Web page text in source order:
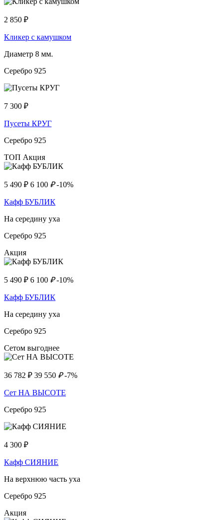
2 850 ₽
Кликер с камушком
Диаметр 8 мм.
Серебро 925
7 300 ₽
Пусеты КРУГ
Серебро 925
ТОП Акция
5 490 ₽ 6 100 ₽ -10%
Кафф БУБЛИК
На середину уха
Серебро 925
Акция
5 490 ₽ 6 100 ₽ -10%
Кафф БУБЛИК
На середину уха
Серебро 925
Сетом выгоднее
36 782 ₽ 39 550 ₽ -7%
Сет НА ВЫСОТЕ
Серебро 925
4 300 ₽
Кафф СИЯНИЕ
На верхнюю часть уха
Серебро 925
Акция